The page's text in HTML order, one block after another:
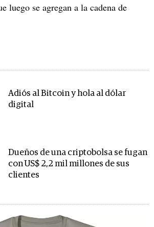
luego se agregan a la cadena de
Adiós al Bitcoin y hola al dólar
digital
Dueños de una criptobolsa se fugan
con US$ 2,2 mil millones de sus
clientes